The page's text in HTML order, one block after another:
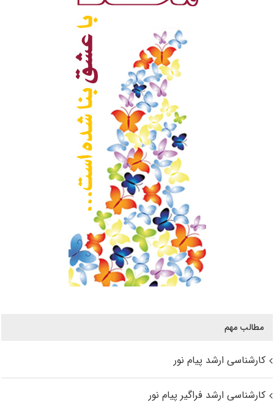
مطالب مهم
کارشناسی ارشد پیام نور
کارشناسی ارشد فراگیر پیام نور